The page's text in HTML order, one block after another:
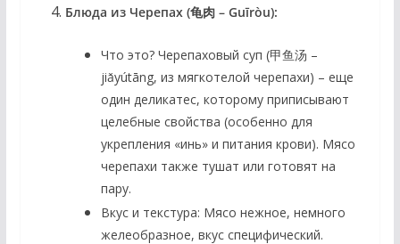
Блюда из Черепах (龟肉 – Guīròu):
Что это?Черепаховый суп (甲鱼汤 –
jiǎyútāng, из мягкотелой черепахи) – еще
один деликатес, которому приписывают
целебные свойства (особенно для
укрепления «инь» и питания крови). Мясо
черепахи также тушат или готовят на
пару.
Вкус и текстура: Мясо нежное, немного
желеобразное, вкус специфический.